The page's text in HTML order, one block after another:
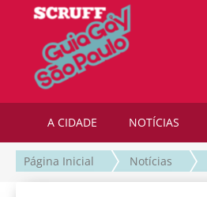
A CIDADE NOTÍCIAS
Página Inicial Notícias